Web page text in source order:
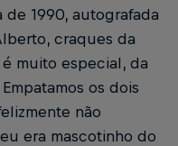
1990, autografada
craques da
é muito especial, da
os dois
não
era mascotinho do